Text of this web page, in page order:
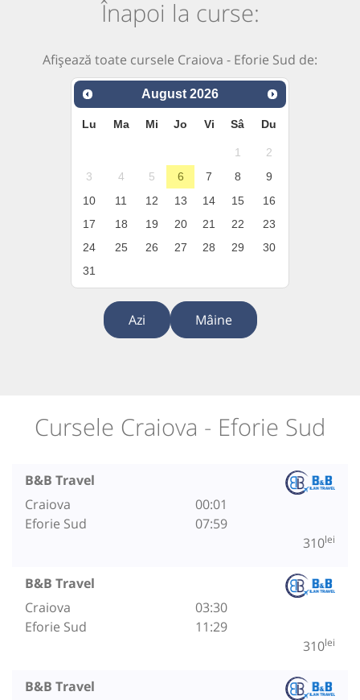
Înapoi la curse:
Afișează toate cursele Craiova - Eforie Sud de:
August 2026
Lu Ma Mi Jo Vi Sâ Du
1
2
3
4 5 6 7 8
9
10
11 12 13 14 15
16
17
18 19 20 21 22
23
24
25 26 27 28 29
30
31
Azi Mâine
Cursele Craiova - Eforie Sud
B&B Travel
Craiova
Eforie Sud
00:01
07:59
310lei
B&B Travel
Craiova
Eforie Sud
03:30
11:29
310lei
B&B Travel